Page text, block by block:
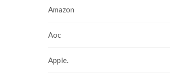
Amazon
Aoc
Apple.